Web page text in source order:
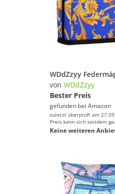
von WDdZzyy
Bester Preis
gefunden bei Amazon
zuletzt überprüft am
Preis kann sich seitdem
Keine weiteren